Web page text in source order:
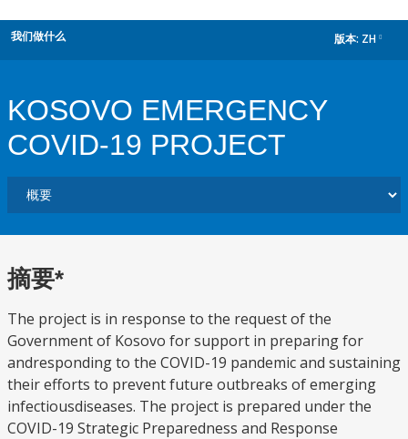
我们做什么 版本: ZH
KOSOVO EMERGENCY
COVID-19 PROJECT
摘要*
The project is in response to the request of the
Government of Kosovo for support in preparing for
andresponding to the COVID-19 pandemic and sustaining
their efforts to prevent future outbreaks of emerging
infectiousdiseases. The project is prepared under the
COVID-19 Strategic Preparedness and Response